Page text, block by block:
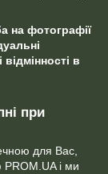
на фотографії
в
при
для Вас,
PROM.UA і ми